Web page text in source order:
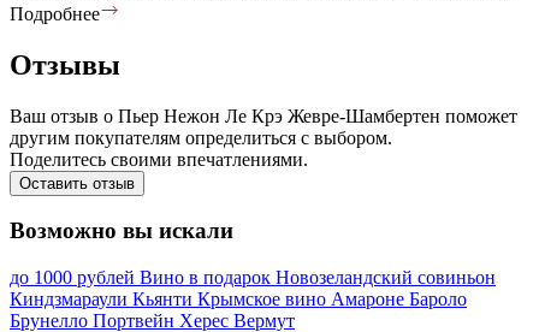
Подробнее
Отзывы
Ваш отзыв о Пьер Нежон Ле Крэ Жевре-Шамбертен поможет
другим покупателям определиться с выбором.
Поделитесь своими впечатлениями.
Оставить отзыв
Возможно вы искали
до 1000 рублей Вино в подарок Новозеландский совиньон
Киндзмараули Кьянти Крымское вино Амароне Бароло
Брунелло Портвейн Херес Вермут